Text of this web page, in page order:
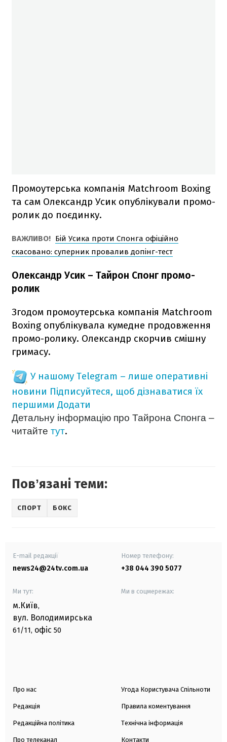
Промоутерська компанія Matchroom Boxing
та сам Олександр Усик опублікували промо-
ролик до поєдинку.
ВАЖЛИВО! Бій Усика проти Спонга офіційно
скасовано: суперник провалив допінг-тест
Олександр Усик – Тайрон Спонг промо-
ролик
Згодом промоутерська компанія Matchroom
Boxing опублікувала кумедне продовження
промо-ролику. Олександр скорчив смішну
гримасу.
У нашому Telegram – лише оперативні
новини Підписуйтеся, щоб дізнаватися їх
першими Додати
Детальну інформацію про Тайрона Спонга –
читайте тут.
Повʼязані теми:
СПОРТ БОКС
E-mail редакції
news24@24tv.com.ua
Номер телефону:
+38 044 390 5077
Ми тут:
м.Київ,
вул. Володимирська
61/11, офіс 50
Ми в соцмережах:
Про нас
Редакція
Редакційна політика
Про телеканал
Угода Користувача Спільноти
Правила коментування
Технічна інформація
Контакти